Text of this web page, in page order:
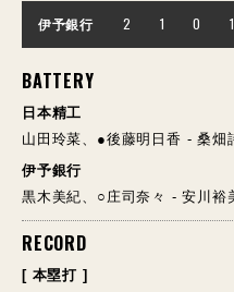
伊予銀行 2 1 0 1
BATTERY
日本精工
山田玲菜、●後藤明日香 - 桑畑
伊予銀行
黒木美紀、○庄司奈々 - 安川裕
RECORD
[ 本塁打 ]